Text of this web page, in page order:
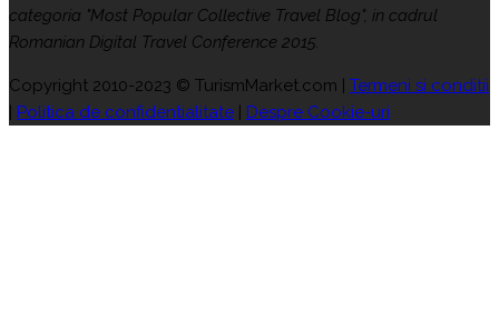
categoria "Most Popular Collective Travel Blog", in cadrul
Romanian Digital Travel Conference 2015.
Copyright 2010-2023 © TurismMarket.com | Termeni si conditii
Politica de confidentialitate Despre Cookie-uri